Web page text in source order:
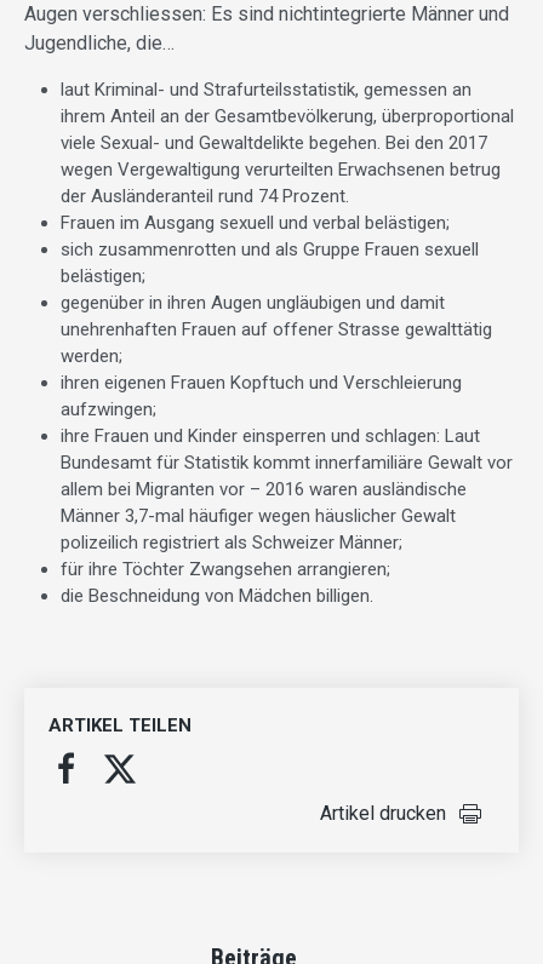
Augen verschliessen: Es sind nichtintegrierte Männer und
Jugendliche, die…
laut Kriminal- und Strafurteilsstatistik, gemessen an
ihrem Anteil an der Gesamtbevöl­kerung, überproportional
viele Sexual- und Gewaltdelikte begehen. Bei den 2017
wegen Vergewaltigung verurteilten Erwachsenen betrug
der Ausländeranteil rund 74 Prozent.
Frauen im Ausgang sexuell und verbal belästigen;
sich zusammenrotten und als Gruppe Frauen sexuell
belästigen;
gegenüber in ihren Augen ungläubigen und damit
unehrenhaften Frauen auf offener Strasse gewalttätig
werden;
ihren eigenen Frauen Kopftuch und Verschleierung
aufzwingen;
ihre Frauen und Kinder einsperren und schlagen: Laut
Bundesamt für Statistik kommt innerfamiliäre Gewalt vor
allem bei Migranten vor – 2016 waren ausländische
Männer 3,7-mal häufiger wegen häuslicher Gewalt
polizeilich registriert als Schweizer Männer;
für ihre Töchter Zwangsehen arrangieren;
die Beschneidung von Mädchen billigen.
ARTIKEL TEILEN
Artikel drucken
Beiträge